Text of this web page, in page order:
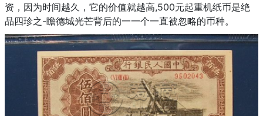
资，因为时间越久，它的价值就越高,500元起重机纸币是绝
品四珍之-瞻德城光芒背后的一一个一直被忽略的币种。